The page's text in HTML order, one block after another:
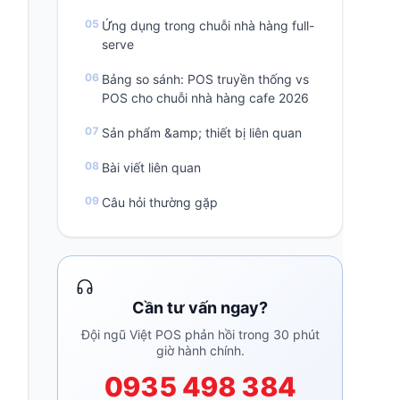
Ứng dụng trong chuỗi nhà hàng full-
serve
Bảng so sánh: POS truyền thống vs
POS cho chuỗi nhà hàng cafe 2026
Sản phẩm &amp; thiết bị liên quan
Bài viết liên quan
Câu hỏi thường gặp
Cần tư vấn ngay?
Đội ngũ Việt POS phản hồi trong 30 phút
giờ hành chính.
0935 498 384